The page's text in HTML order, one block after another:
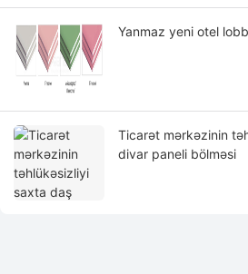
Yanmaz yeni otel
Ticarət mərkəzinin
divar paneli bölməsi